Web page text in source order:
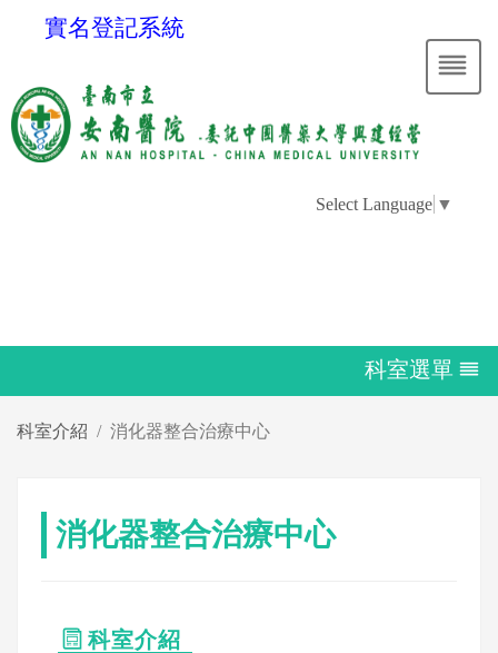
實名登記系統
Select Language ▼
科室選單
科室介紹 消化器整合治療中心
消化器整合治療中心
科室介紹